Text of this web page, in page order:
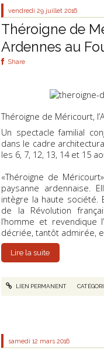
vendredi 29 juillet 2016
Théroigne de
Ardennes au
Share
Théroigne de Méricourt,
Un spectacle familial
dans le cadre
les 6, 7, 12, 13, 14 et 15
«Théroigne de
paysanne ardennaise.
intègre la haute société.
de la Révolution
l’homme et revendique
décriée, tantôt admirée,
Lire la suite
LIEN PERMANENT
samedi 12 mars 2016